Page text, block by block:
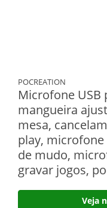
POCREATION
Microfone
mangueira
mesa,
play,
de mudo,
gravar jogos,
Veja